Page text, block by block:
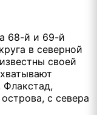
68-й и 69-й
в северной
своей
Флакстад,
с севера